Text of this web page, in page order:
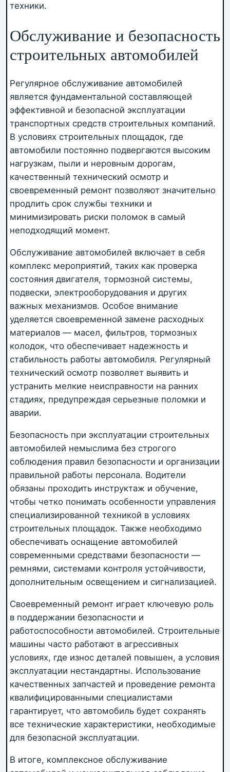
техники.
Обслуживание и безопасность
строительных автомобилей
Регулярное обслуживание автомобилей
является фундаментальной составляющей
эффективной и безопасной эксплуатации
транспортных средств строительных компаний.
В условиях строительных площадок, где
автомобили постоянно подвергаются высоким
нагрузкам, пыли и неровным дорогам,
качественный технический осмотр и
своевременный ремонт позволяют значительно
продлить срок службы техники и
минимизировать риски поломок в самый
неподходящий момент.
Обслуживание автомобилей включает в себя
комплекс мероприятий, таких как проверка
состояния двигателя, тормозной системы,
подвески, электрооборудования и других
важных механизмов. Особое внимание
уделяется своевременной замене расходных
материалов — масел, фильтров, тормозных
колодок, что обеспечивает надежность и
стабильность работы автомобиля. Регулярный
технический осмотр позволяет выявить и
устранить мелкие неисправности на ранних
стадиях, предупреждая серьезные поломки и
аварии.
Безопасность при эксплуатации строительных
автомобилей немыслима без строгого
соблюдения правил безопасности и организации
правильной работы персонала. Водители
обязаны проходить инструктаж и обучение,
чтобы четко понимать особенности управления
специализированной техникой в условиях
строительных площадок. Также необходимо
обеспечивать оснащение автомобилей
современными средствами безопасности —
ремнями, системами контроля устойчивости,
дополнительным освещением и сигнализацией.
Своевременный ремонт играет ключевую роль
в поддержании безопасности и
работоспособности автомобилей. Строительные
машины часто работают в агрессивных
условиях, где износ деталей повышен, а условия
эксплуатации нестандартны. Использование
качественных запчастей и проведение ремонта
квалифицированными специалистами
гарантирует, что автомобиль будет сохранять
все технические характеристики, необходимые
для безопасной эксплуатации.
В итоге, комплексное обслуживание